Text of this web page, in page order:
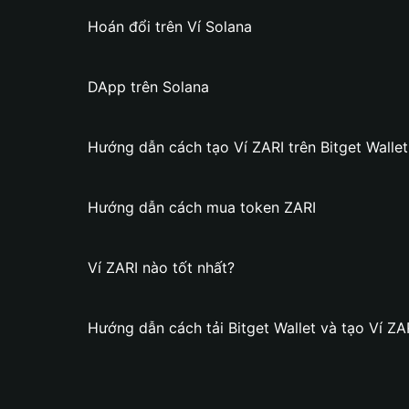
Hoán đổi trên Ví Solana
DApp trên Solana
Hướng dẫn cách tạo Ví ZARI trên Bitget Wallet
Hướng dẫn cách mua token ZARI
Ví ZARI nào tốt nhất?
Hướng dẫn cách tải Bitget Wallet và tạo Ví